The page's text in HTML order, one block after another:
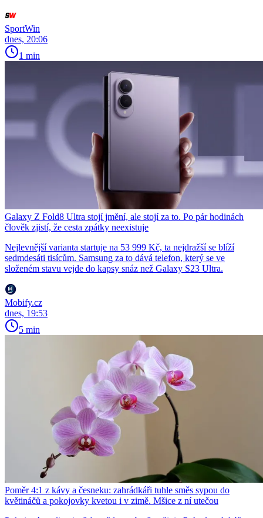
SportWin
dnes, 20:06
1 min
Galaxy Z Fold8 Ultra stojí jmění, ale stojí za to. Po pár hodinách
člověk zjistí, že cesta zpátky neexistuje
Nejlevnější varianta startuje na 53 999 Kč, ta nejdražší se blíží
sedmdesáti tisícům. Samsung za to dává telefon, který se ve
složeném stavu vejde do kapsy snáz než Galaxy S23 Ultra.
Mobify.cz
dnes, 19:53
5 min
Poměr 4:1 z kávy a česneku: zahrádkáři tuhle směs sypou do
květináčů a pokojovky kvetou i v zimě. Mšice z ní utečou